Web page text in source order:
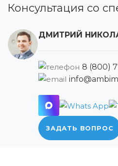
Консультация со
ДМИТРИЙ
8 (800)
ЗАДАТЬ ВОПРОС